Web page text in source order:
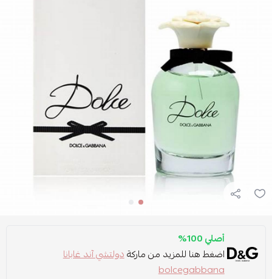
أصلي 100%
اضغط هنا للمزيد من ماركةدولتشي آند غابانا
bolcegabbana